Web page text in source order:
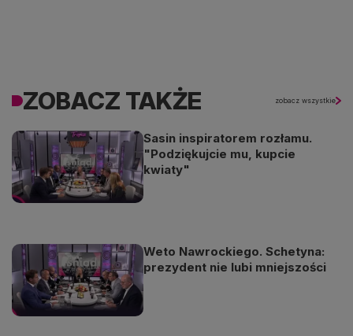
ZOBACZ TAKŻE zobacz wszystkie
Sasin inspiratorem rozłamu.
"Podziękujcie mu, kupcie
kwiaty"
Weto Nawrockiego. Schetyna:
prezydent nie lubi mniejszości